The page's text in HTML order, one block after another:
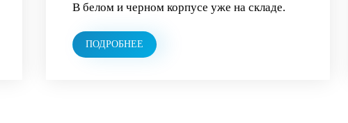
В белом и черном корпусе уже на складе.
ПОДРОБНЕЕ